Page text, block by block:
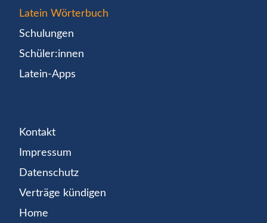
Latein Wörterbuch
Schulungen
Schüler:innen
Latein-Apps
Kontakt
Impressum
Datenschutz
Verträge kündigen
Home